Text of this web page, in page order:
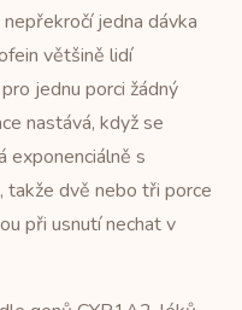
jedna dávka
většině lidí
jednu porci žádný
nastává, když se
exponenciálně s
takže dvě nebo tři porce
při usnutí nechat v